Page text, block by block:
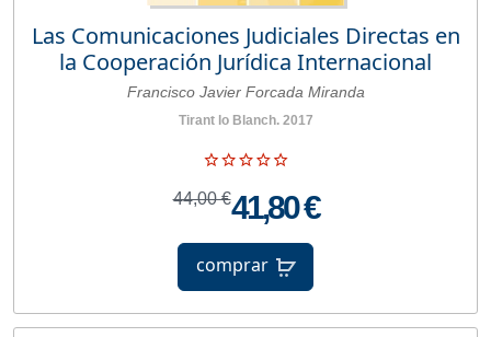
Las Comunicaciones Judiciales Directas en
la Cooperación Jurídica Internacional
Francisco Javier Forcada Miranda
Tirant lo Blanch. 2017
44,00 €41,80 €
comprar